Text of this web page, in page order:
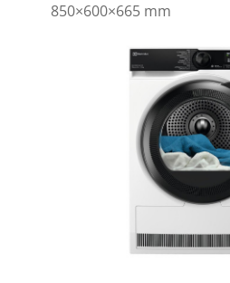
850×600×665 mm